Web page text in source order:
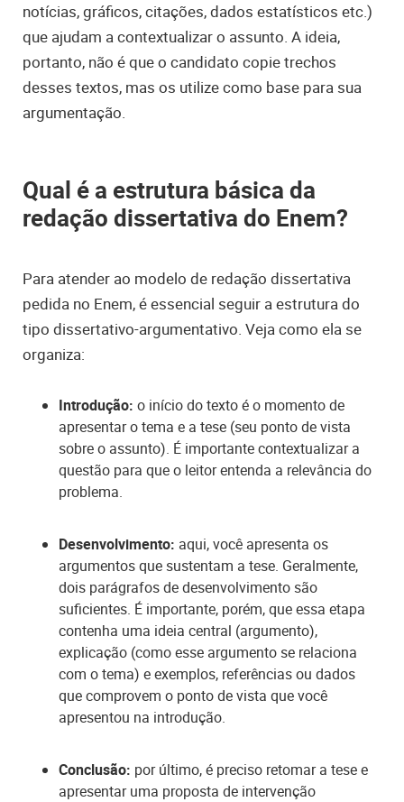
notícias, gráficos, citações, dados estatísticos etc.)
que ajudam a contextualizar o assunto. A ideia,
portanto, não é que o candidato copie trechos
desses textos, mas os utilize como base para sua
argumentação.
Qual é a estrutura básica da
redação dissertativa do Enem?
Para atender ao modelo de redação dissertativa
pedida no Enem, é essencial seguir a estrutura do
tipo dissertativo-argumentativo. Veja como ela se
organiza:
Introdução: o início do texto é o momento de
apresentar o tema e a tese (seu ponto de vista
sobre o assunto). É importante contextualizar a
questão para que o leitor entenda a relevância do
problema.
Desenvolvimento: aqui, você apresenta os
argumentos que sustentam a tese. Geralmente,
dois parágrafos de desenvolvimento são
suficientes. É importante, porém, que essa etapa
contenha uma ideia central (argumento),
explicação (como esse argumento se relaciona
com o tema) e exemplos, referências ou dados
que comprovem o ponto de vista que você
apresentou na introdução.
Conclusão: por último, é preciso retomar a tese e
apresentar uma proposta de intervenção